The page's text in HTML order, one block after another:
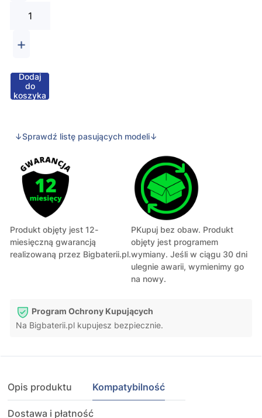
+
Dodaj
do
koszyka
↓Sprawdź listę pasujących modeli↓
Produkt objęty jest 12-
miesięczną gwarancją
realizowaną przez Bigbaterii.pl.
PKupuj bez obaw. Produkt
objęty jest programem
wymiany. Jeśli w ciągu 30 dni
ulegnie awarii, wymienimy go
na nowy.
Program Ochrony Kupujących
Na Bigbaterii.pl kupujesz bezpiecznie.
Opis produktu Kompatybilność
Dostawa i płatność